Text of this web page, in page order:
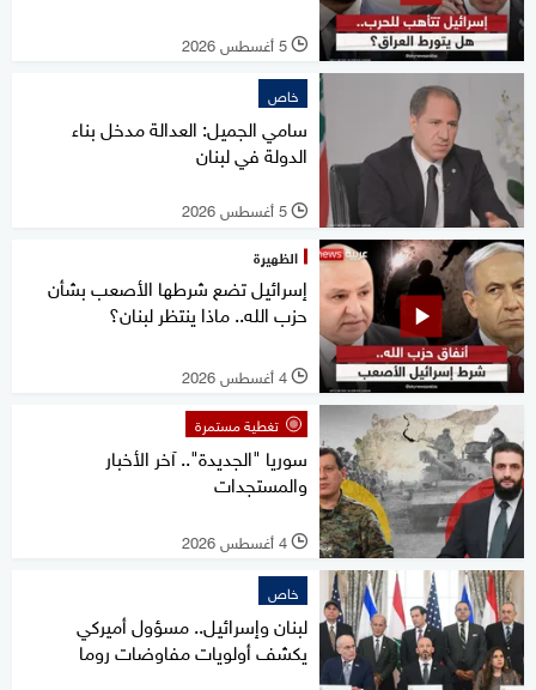
l 5 أغسطس 2026
خاص
سامي الجميل: العدالة مدخل بناء
الدولة في لبنان
l 5 أغسطس 2026
الظهيرة
إسرائيل تضع شرطها الأصعب بشأن
حزب الله.. ماذا ينتظر لبنان؟
l 4 أغسطس 2026
تغطية مستمرة
سوريا "الجديدة".. آخر الأخبار
والمستجدات
l 4 أغسطس 2026
خاص
لبنان وإسرائيل.. مسؤول أميركي
يكشف أولويات مفاوضات روما